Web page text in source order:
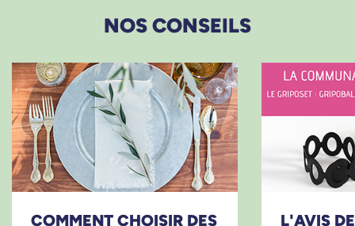
NOS CONSEILS
COMMENT CHOISIR DES
L'AVIS